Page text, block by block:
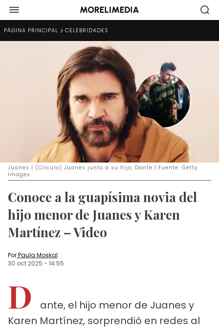
PÁGINA PRINCIPAL CELEBRIDADES
Juanes | (Círculo) Juanes junto a su hijo, Dante | Fuente: Getty
Images
Conoce a la guapísima novia del
hijo menor de Juanes y Karen
Martínez – Video
PorPaula Moskal
30 oct 2025 - 14:55
D
ante, el hijo menor de Juanes y
Karen Martínez, sorprendió en redes al